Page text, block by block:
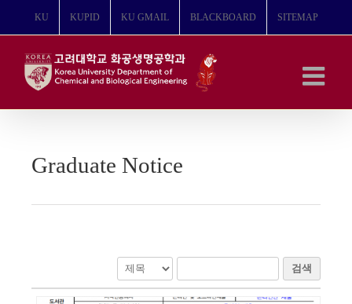
뛰
KU KUPID KU GMAIL BLACKBOARD SITEMAP
Graduate Notice
검색